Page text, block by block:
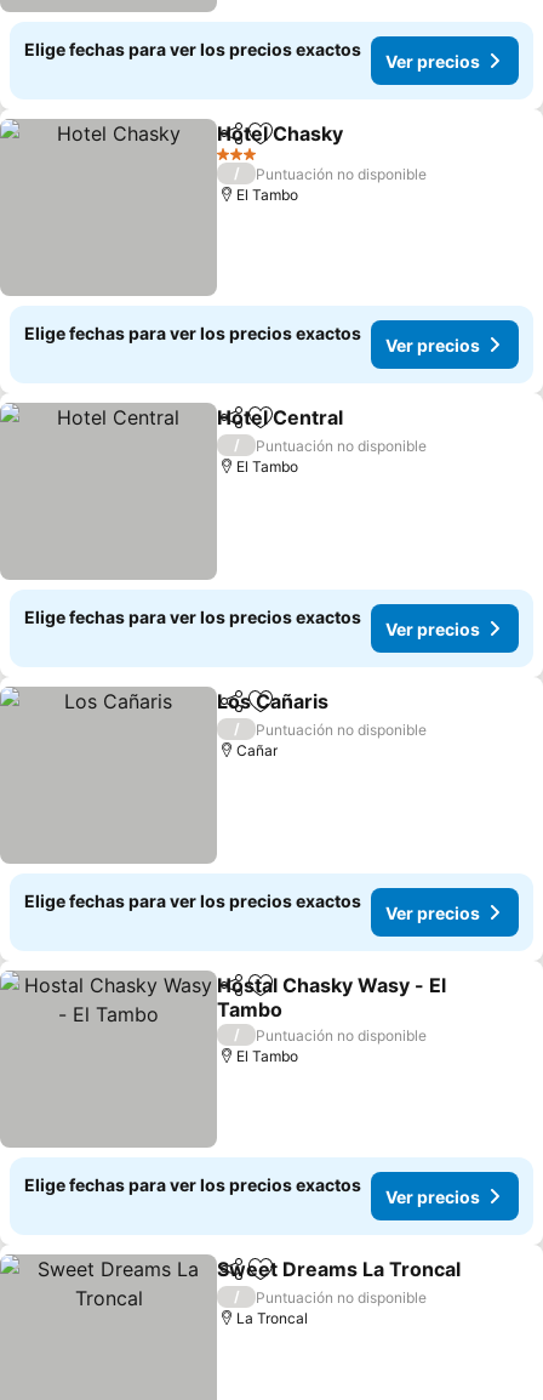
Elige fechas para ver los precios exactos
Ver precios
CompartirAgregar a favoritos
Hotel Chasky
3 Estrellas
/
Puntuación no disponible
El Tambo
Elige fechas para ver los precios exactos
Ver precios
CompartirAgregar a favoritos
Hotel Central
/
Puntuación no disponible
El Tambo
Elige fechas para ver los precios exactos
Ver precios
CompartirAgregar a favoritos
Los Cañaris
/
Puntuación no disponible
Cañar
Elige fechas para ver los precios exactos
Ver precios
CompartirAgregar a favoritos
Hostal Chasky Wasy - El
Tambo
Ver precios
/
Puntuación no disponible
El Tambo
Elige fechas para ver los precios exactos
Ver precios
CompartirAgregar a favoritos
Sweet Dreams La Troncal
/
Puntuación no disponible
La Troncal